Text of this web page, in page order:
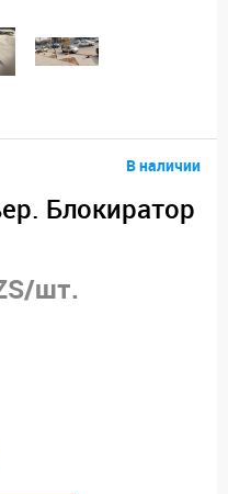
В наличии
Блокиратор
шт.